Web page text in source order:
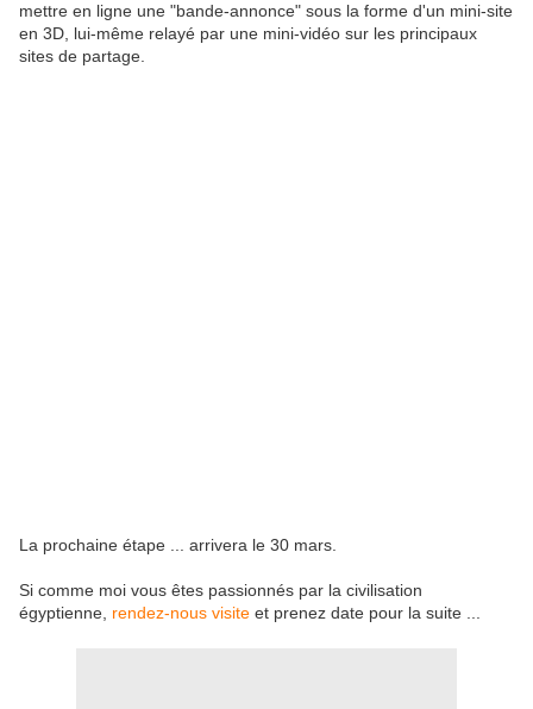
mettre en ligne une "bande-annonce" sous la forme d'un mini-site
en 3D, lui-même relayé par une mini-vidéo sur les principaux
sites de partage.
La prochaine étape ... arrivera le 30 mars.
Si comme moi vous êtes passionnés par la civilisation
égyptienne, rendez-nous visite et prenez date pour la suite ...